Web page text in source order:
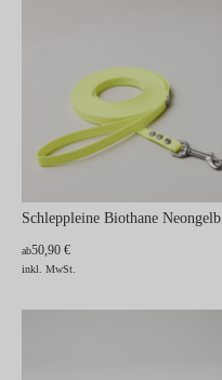
Schleppleine Biothane Neongelb
ab50,90 €
inkl. MwSt.